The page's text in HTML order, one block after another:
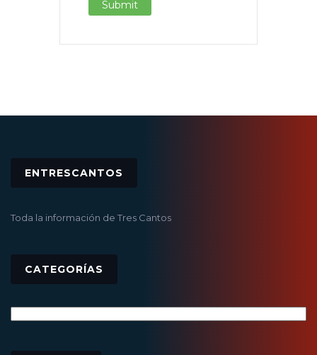
ENTRESCANTOS
Toda la información de Tres Cantos
CATEGORÍAS